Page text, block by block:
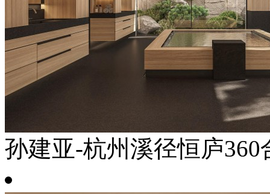
孙建亚-杭州溪径恒庐360